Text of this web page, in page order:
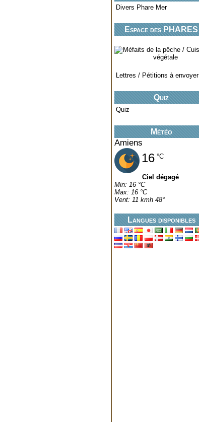
Divers Phare Mer
Espace des PHARES
Lettres / Pétitions à envoyer
Quiz
Quiz
Météo
Amiens
16 °C
Ciel dégagé
Min: 16 °C
Max: 16 °C
Vent: 11 kmh 48°
Langues disponibles